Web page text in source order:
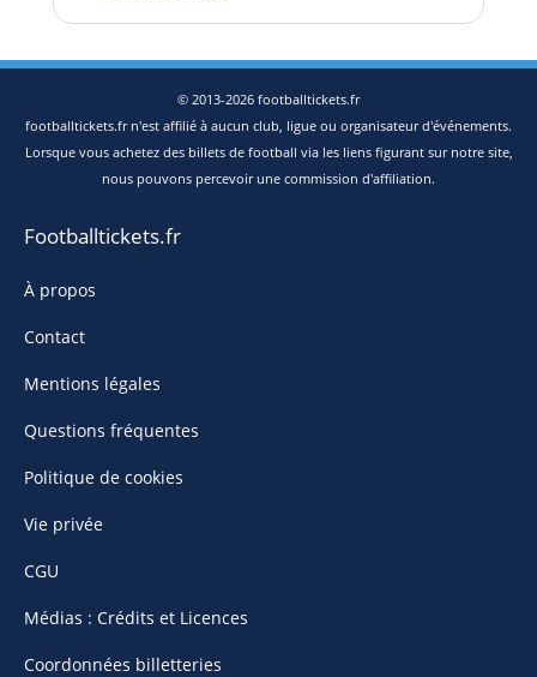
© 2013-2026 footballtickets.fr
footballtickets.fr n'est affilié à aucun club, ligue ou organisateur d'événements.
Lorsque vous achetez des billets de football via les liens figurant sur notre site,
nous pouvons percevoir une commission d'affiliation.
Footballtickets.fr
À propos
Contact
Mentions légales
Questions fréquentes
Politique de cookies
Vie privée
CGU
Médias : Crédits et Licences
Coordonnées billetteries